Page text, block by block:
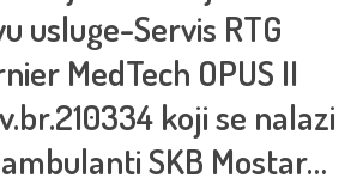
usluge-Servis RTG
MedTech OPUS II
koji se nalazi
SKB Mostar…